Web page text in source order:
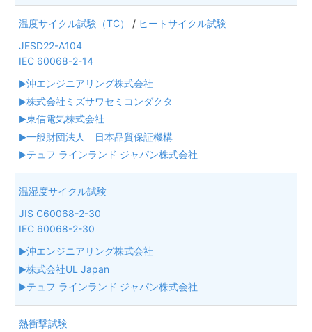
温度サイクル試験（TC） / ヒートサイクル試験
JESD22-A104
IEC 60068-2-14
沖エンジニアリング株式会社
株式会社ミズサワセミコンダクタ
東信電気株式会社
一般財団法人 日本品質保証機構
テュフ ラインランド ジャパン株式会社
温湿度サイクル試験
JIS C60068-2-30
IEC 60068-2-30
沖エンジニアリング株式会社
株式会社UL Japan
テュフ ラインランド ジャパン株式会社
熱衝撃試験